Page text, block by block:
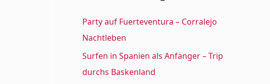
Party auf Fuerteventura – Corralejo
Nachtleben
Surfen in Spanien als Anfänger – Trip
durchs Baskenland